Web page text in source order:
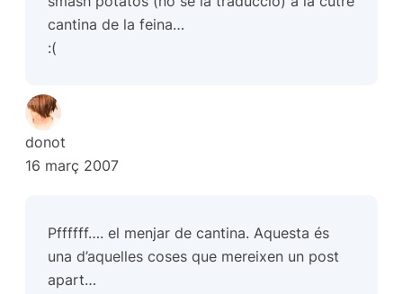
cantina de la feina…
:(
donot
16 març 2007
Pffffff…. el menjar de cantina. Aquesta és
una d’aquelles coses que mereixen un post
apart…